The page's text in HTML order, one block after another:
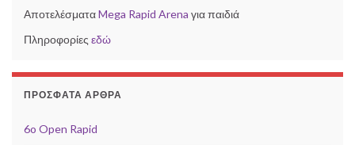
ΑποτελέσματαMega Rapid Arena για παιδιά
Πληροφορίες εδώ
ΠΡΌΣΦΑΤΑ ΆΡΘΡΑ
6o Open Rapid